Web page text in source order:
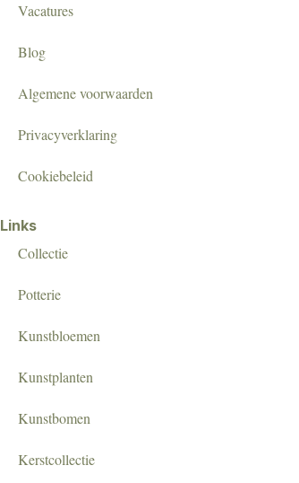
Vacatures
Blog
Algemene voorwaarden
Privacyverklaring
Cookiebeleid
Links
Collectie
Potterie
Kunstbloemen
Kunstplanten
Kunstbomen
Kerstcollectie